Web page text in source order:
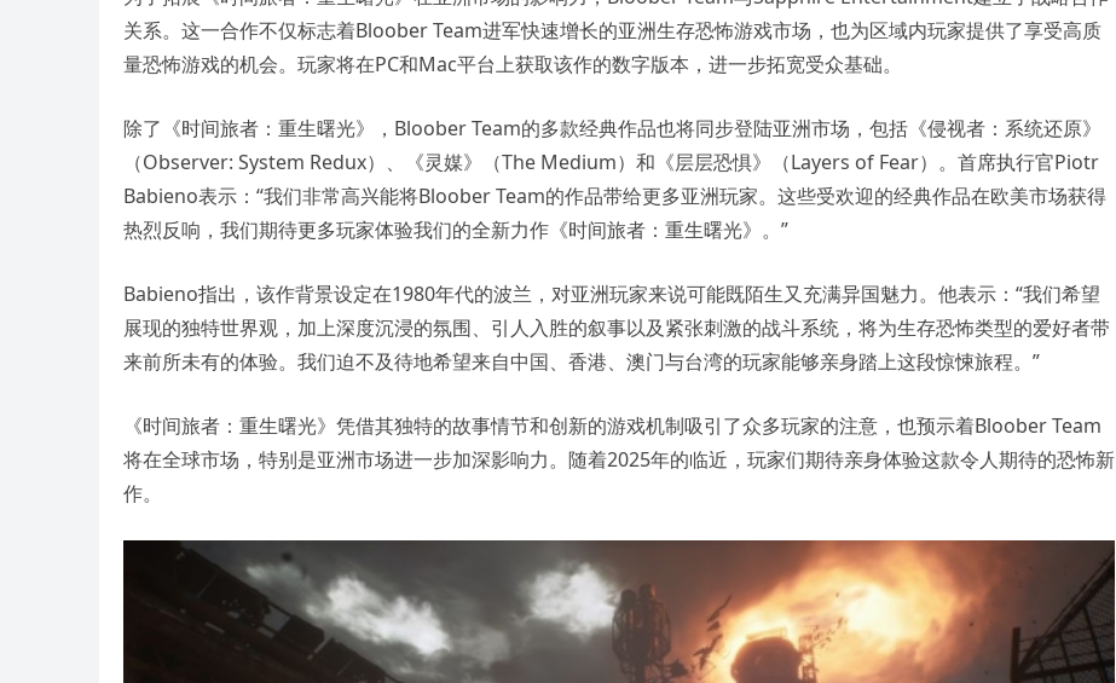
关系。这一合作不仅标志着Bloober Team进军快速增长的亚洲生存恐怖游戏市场，也为区域内玩家提供了享受高质
量恐怖游戏的机会。玩家将在PC和Mac平台上获取该作的数字版本，进一步拓宽受众基础。
除了《时间旅者：重生曙光》，Bloober Team的多款经典作品也将同步登陆亚洲市场，包括《侵视者：系统还原》
（Observer: System Redux）、《灵媒》（The Medium）和《层层恐惧》（Layers of Fear）。首席执行官Piotr
Babieno表示：“我们非常高兴能将Bloober Team的作品带给更多亚洲玩家。这些受欢迎的经典作品在欧美市场获得
热烈反响，我们期待更多玩家体验我们的全新力作《时间旅者：重生曙光》。”
Babieno指出，该作背景设定在1980年代的波兰，对亚洲玩家来说可能既陌生又充满异国魅力。他表示：“我们希望
展现的独特世界观，加上深度沉浸的氛围、引人入胜的叙事以及紧张刺激的战斗系统，将为生存恐怖类型的爱好者带
来前所未有的体验。我们迫不及待地希望来自中国、香港、澳门与台湾的玩家能够亲身踏上这段惊悚旅程。”
《时间旅者：重生曙光》凭借其独特的故事情节和创新的游戏机制吸引了众多玩家的注意，也预示着Bloober Team
将在全球市场，特别是亚洲市场进一步加深影响力。随着2025年的临近，玩家们期待亲身体验这款令人期待的恐怖新
作。